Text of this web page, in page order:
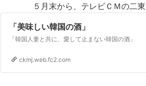
５月末から、テレビＣＭの二東マ
「美味しい韓国の酒」
「韓国人妻と共に、愛して止まない韓国の酒」
ckmj.web.fc2.com